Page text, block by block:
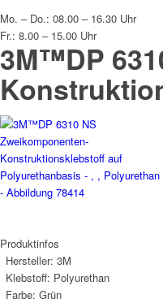
Mo. – Do.: 08.00 – 16.30 Uhr
Fr.: 8.00 – 15.00 Uhr
3M™DP
Produktinfos
Hersteller: 3M
Klebstoff: Polyurethan
Farbe: Grün